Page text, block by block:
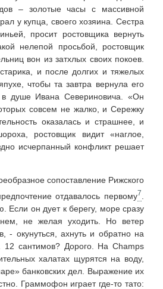
– золотые часы с массивной
у купца, своего хозяина. Сестра
просит ростовщика вернуть
нелепой просьбой, ростовщик
вон из затхлых своих покоев.
и после долгих и тяжелых
чтобы та завтра вернула его
душе Ивана Севериновича. «Он
совсем не жалко, и Сережку
оказалась и страшнее, и
ростовщик видит «наглое,
исчерпанный конфликт решает
сопоставление Рижского
отдавалось первому7
Если он дует к берегу, море сразу
не желая уходить. Но ветер
- окунуться, ахнуть и обратно на
12 сантимов? Дорого. На Champs
халатах щурятся на воду,
банковских дел. Выражение их
Граммофон играет где-то тато: